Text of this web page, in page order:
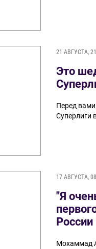
21 АВГУСТА,
Это
Перед вами
Суперлиги
17 АВГУСТА,
"Я
России
Мохаммад